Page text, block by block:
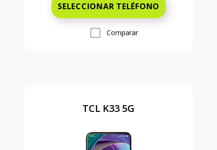
SELECCIONAR TELÉFONO
Comparar
TCL K33 5G